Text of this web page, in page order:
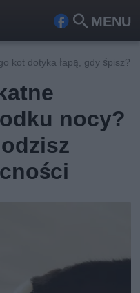
MENU
Fa
ceb
ook
Szu
kot dotyka łapą, gdy śpisz?
nocy?